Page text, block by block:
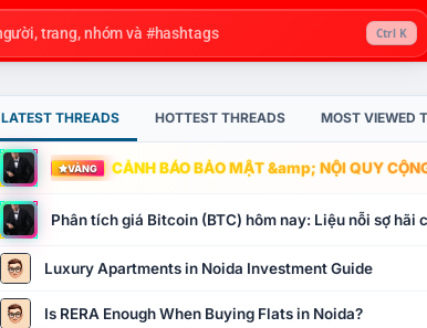
Ctrl K
LATEST THREADS HOTTEST THREADS MOST VIEWED
VÀNG CẢNH BÁO BẢO MẬT &amp; NỘI QUY
Phân tích giá Bitcoin (BTC) hôm nay: Liệu nỗi sợ hãi
Luxury Apartments in Noida Investment Guide
Is RERA Enough When Buying Flats in Noida?